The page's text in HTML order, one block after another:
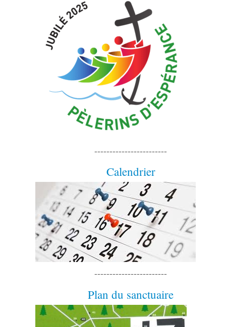
------------------------
Calendrier
------------------------
Plan du sanctuaire